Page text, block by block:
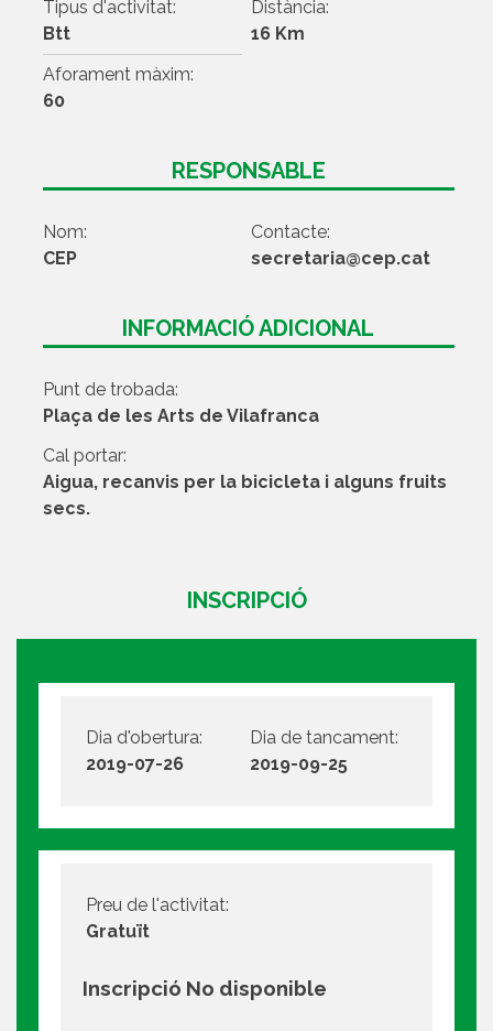
Tipus d'activitat:
Btt
Distància:
16 Km
Aforament màxim:
60
RESPONSABLE
Nom:
CEP
Contacte:
secretaria@cep.cat
INFORMACIÓ ADICIONAL
Punt de trobada:
Plaça de les Arts de Vilafranca
Cal portar:
Aigua, recanvis per la bicicleta i alguns fruits
secs.
INSCRIPCIÓ
Dia d'obertura:
2019-07-26
Dia de tancament:
2019-09-25
Preu de l'activitat:
Gratuït
Inscripció No disponible